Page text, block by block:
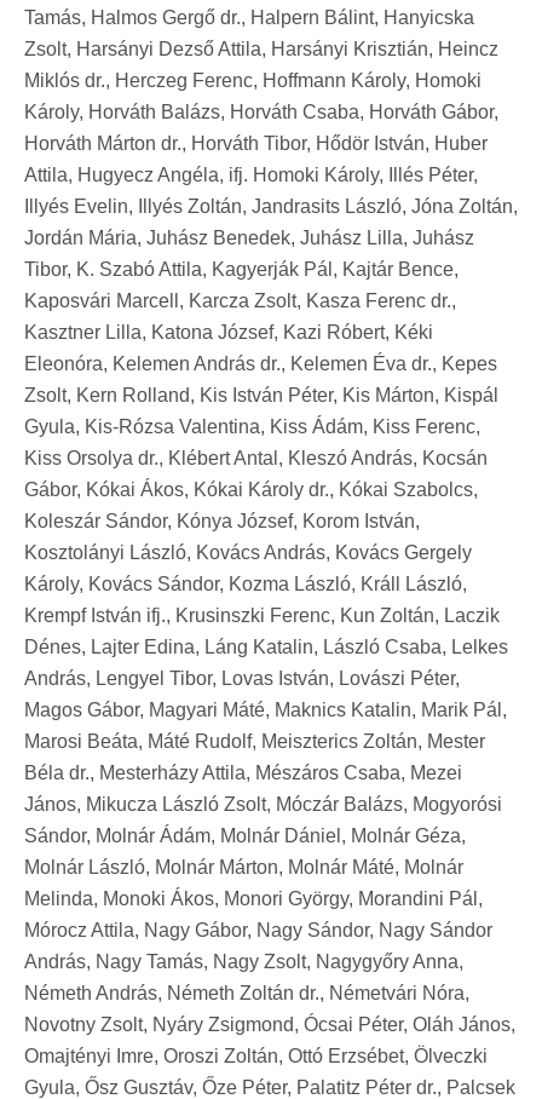
Tamás, Halmos Gergő dr., Halpern Bálint, Hanyicska
Zsolt, Harsányi Dezső Attila, Harsányi Krisztián, Heincz
Miklós dr., Herczeg Ferenc, Hoffmann Károly, Homoki
Károly, Horváth Balázs, Horváth Csaba, Horváth Gábor,
Horváth Márton dr., Horváth Tibor, Hődör István, Huber
Attila, Hugyecz Angéla, ifj. Homoki Károly, Illés Péter,
Illyés Evelin, Illyés Zoltán, Jandrasits László, Jóna Zoltán,
Jordán Mária, Juhász Benedek, Juhász Lilla, Juhász
Tibor, K. Szabó Attila, Kagyerják Pál, Kajtár Bence,
Kaposvári Marcell, Karcza Zsolt, Kasza Ferenc dr.,
Kasztner Lilla, Katona József, Kazi Róbert, Kéki
Eleonóra, Kelemen András dr., Kelemen Éva dr., Kepes
Zsolt, Kern Rolland, Kis István Péter, Kis Márton, Kispál
Gyula, Kis-Rózsa Valentina, Kiss Ádám, Kiss Ferenc,
Kiss Orsolya dr., Klébert Antal, Kleszó András, Kocsán
Gábor, Kókai Ákos, Kókai Károly dr., Kókai Szabolcs,
Koleszár Sándor, Kónya József, Korom István,
Kosztolányi László, Kovács András, Kovács Gergely
Károly, Kovács Sándor, Kozma László, Králl László,
Krempf István ifj., Krusinszki Ferenc, Kun Zoltán, Laczik
Dénes, Lajter Edina, Láng Katalin, László Csaba, Lelkes
András, Lengyel Tibor, Lovas István, Lovászi Péter,
Magos Gábor, Magyari Máté, Maknics Katalin, Marik Pál,
Marosi Beáta, Máté Rudolf, Meiszterics Zoltán, Mester
Béla dr., Mesterházy Attila, Mészáros Csaba, Mezei
János, Mikucza László Zsolt, Móczár Balázs, Mogyorósi
Sándor, Molnár Ádám, Molnár Dániel, Molnár Géza,
Molnár László, Molnár Márton, Molnár Máté, Molnár
Melinda, Monoki Ákos, Monori György, Morandini Pál,
Mórocz Attila, Nagy Gábor, Nagy Sándor, Nagy Sándor
András, Nagy Tamás, Nagy Zsolt, Nagygyőry Anna,
Németh András, Németh Zoltán dr., Németvári Nóra,
Novotny Zsolt, Nyáry Zsigmond, Ócsai Péter, Oláh János,
Omajtényi Imre, Oroszi Zoltán, Ottó Erzsébet, Ölveczki
Gyula, Ősz Gusztáv, Őze Péter, Palatitz Péter dr., Palcsek